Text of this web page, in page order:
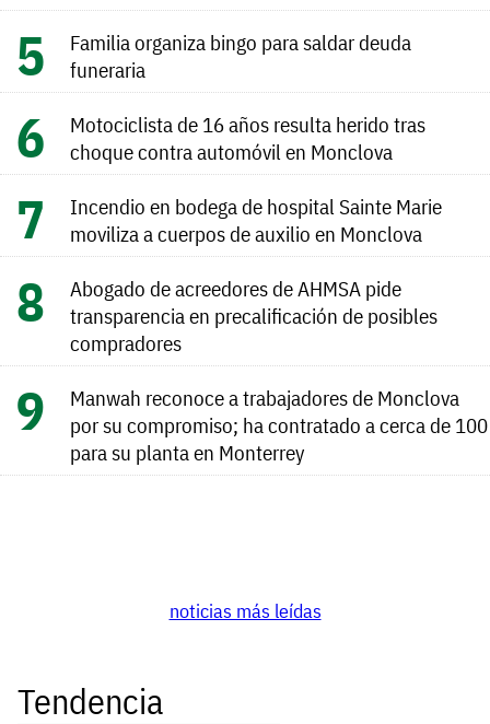
Familia organiza bingo para saldar deuda
funeraria
Motociclista de 16 años resulta herido tras
choque contra automóvil en Monclova
Incendio en bodega de hospital Sainte Marie
moviliza a cuerpos de auxilio en Monclova
Abogado de acreedores de AHMSA pide
transparencia en precalificación de posibles
compradores
Manwah reconoce a trabajadores de Monclova
por su compromiso; ha contratado a cerca de 100
para su planta en Monterrey
noticias más leídas
Tendencia